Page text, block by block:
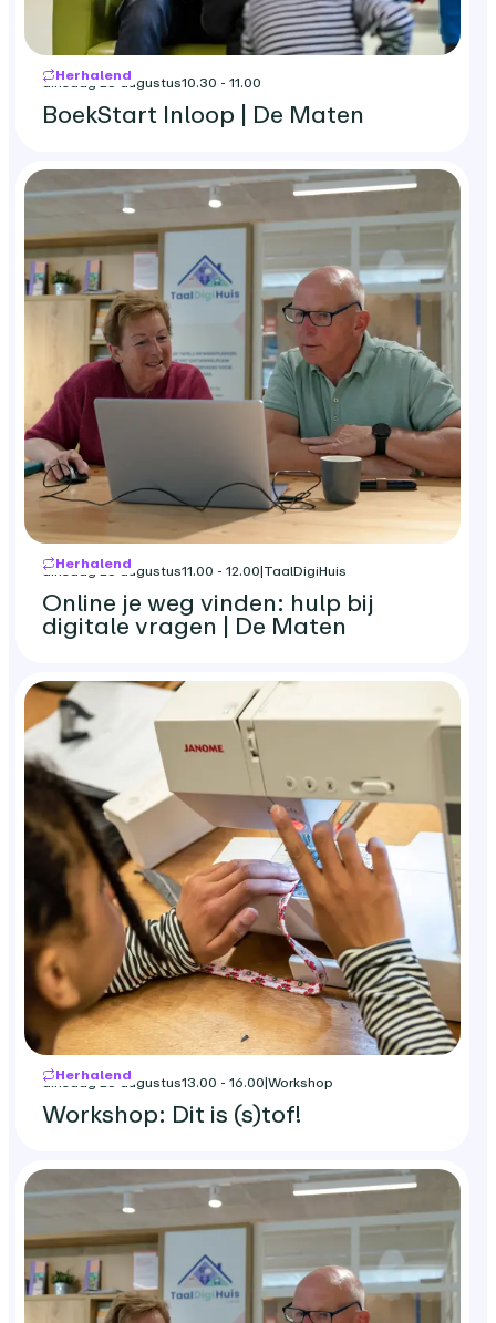
Herhalend
dinsdag 25 augustus10.30 - 11.00
BoekStart Inloop | De Maten
Herhalend
dinsdag 25 augustus11.00 - 12.00|TaalDigiHuis
Online je weg vinden: hulp bij
digitale vragen | De Maten
Herhalend
dinsdag 25 augustus13.00 - 16.00|Workshop
Workshop: Dit is (s)tof!